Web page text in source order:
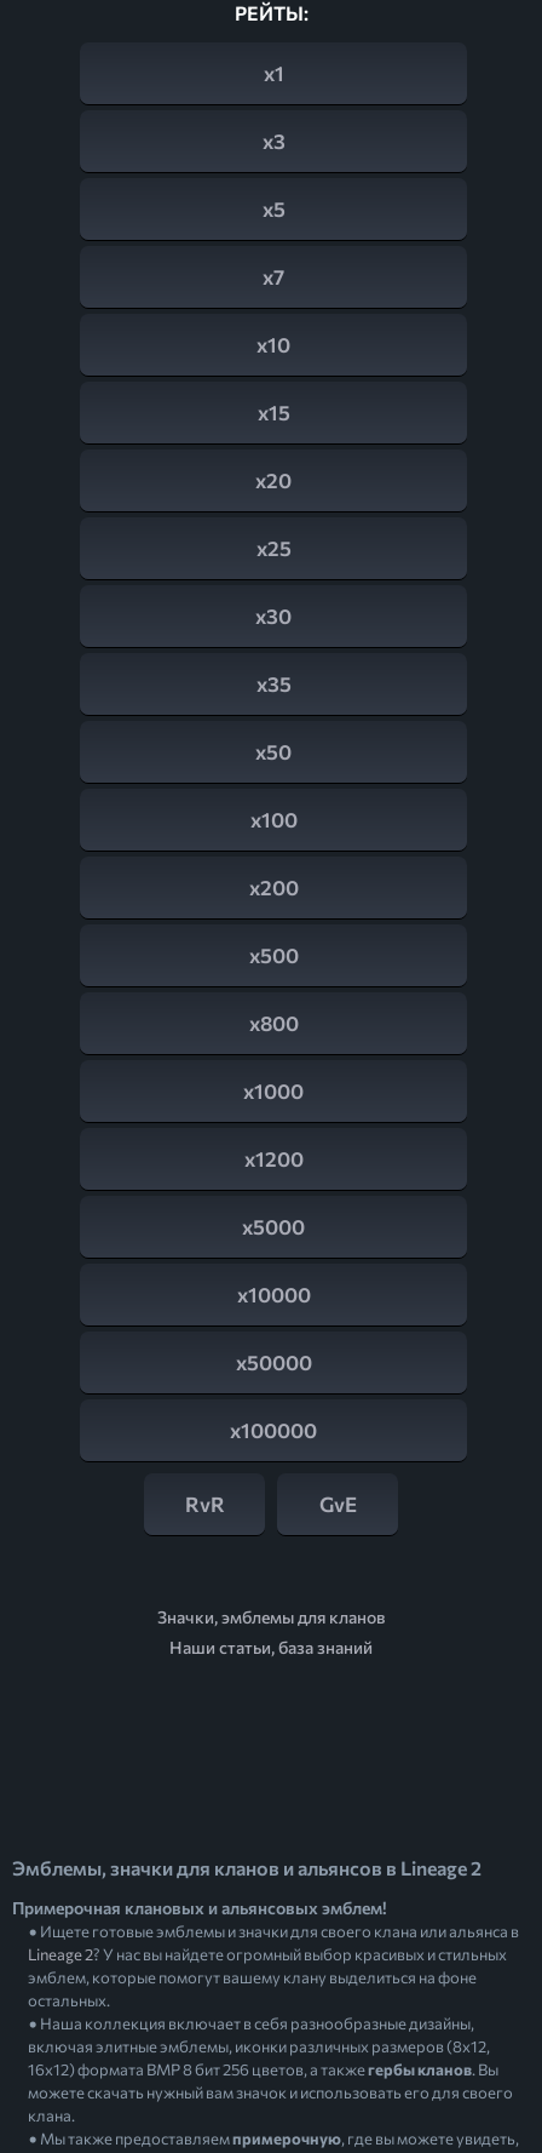
РЕЙТЫ:
x1
x3
x5
x7
x10
x15
x20
x25
x30
x35
x50
x100
x200
x500
x800
x1000
x1200
x5000
x10000
x50000
x100000
RvR GvE
Значки, эмблемы для кланов
Наши статьи, база знаний
Эмблемы, значки для кланов и альянсов в Lineage 2
Примерочная клановых и альянсовых эмблем!
Ищете готовые эмблемы и значки для своего клана или альянса в
Lineage 2? У нас вы найдете огромный выбор красивых и стильных
эмблем, которые помогут вашему клану выделиться на фоне
остальных.
Наша коллекция включает в себя разнообразные дизайны,
включая элитные эмблемы, иконки различных размеров (8х12,
16х12) формата BMP 8 бит 256 цветов, а такжегербы кланов. Вы
можете скачать нужный вам значок и использовать его для своего
клана.
Мы также предоставляемпримерочную, где вы можете увидеть,